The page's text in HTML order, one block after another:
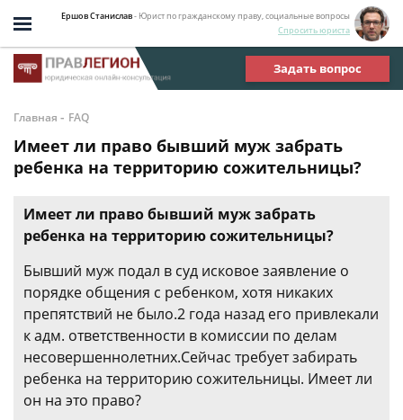
Ершов Станислав- Юрист по гражданскому праву, социальные вопросы
Спросить юриста
Задать вопрос
Главная - FAQ
Имеет ли право бывший муж забрать
ребенка на территорию сожительницы?
Имеет ли право бывший муж забрать
ребенка на территорию сожительницы?
Бывший муж подал в суд исковое заявление о
порядке общения с ребенком, хотя никаких
препятствий не было.2 года назад его привлекали
к адм. ответственности в комиссии по делам
несовершеннолетних.Сейчас требует забирать
ребенка на территорию сожительницы. Имеет ли
он на это право?